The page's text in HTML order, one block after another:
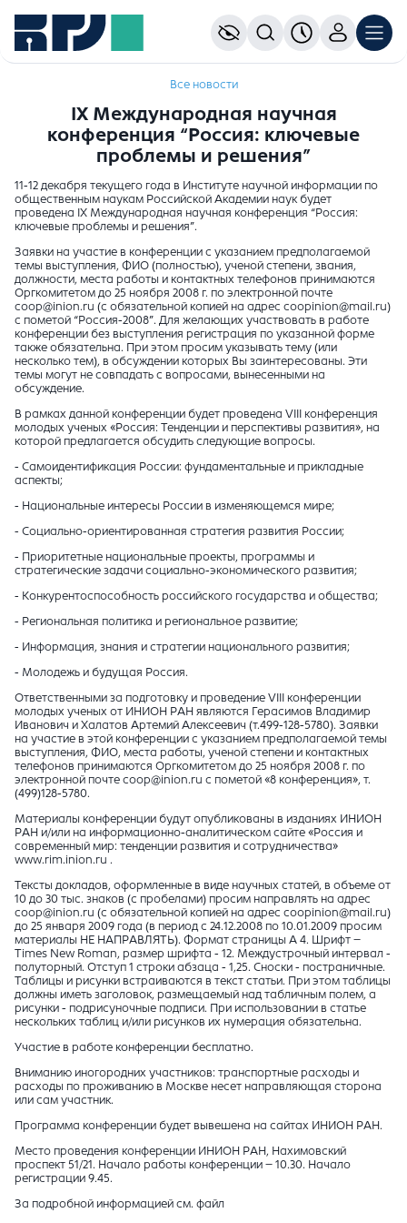
Все новости
IX Международная научная
конференция “Россия: ключевые
проблемы и решения”
11-12 декабря текущего года в Институте научной информации по
общественным наукам Российской Академии наук будет
проведена IX Международная научная конференция “Россия:
ключевые проблемы и решения”.
Заявки на участие в конференции с указанием предполагаемой
темы выступления, ФИО (полностью), ученой степени, звания,
должности, места работы и контактных телефонов принимаются
Оргкомитетом до 25 ноября 2008 г. по электронной почте
coop@inion.ru (с обязательной копией на адрес coopinion@mail.ru)
с пометой “Россия-2008”. Для желающих участвовать в работе
конференции без выступления регистрация по указанной форме
также обязательна. При этом просим указывать тему (или
несколько тем), в обсуждении которых Вы заинтересованы. Эти
темы могут не совпадать с вопросами, вынесенными на
обсуждение.
В рамках данной конференции будет проведена VIII конференция
молодых ученых «Россия: Тенденции и перспективы развития», на
которой предлагается обсудить следующие вопросы.
- Самоидентификация России: фундаментальные и прикладные
аспекты;
- Национальные интересы России в изменяющемся мире;
- Социально-ориентированная стратегия развития России;
- Приоритетные национальные проекты, программы и
стратегические задачи социально-экономического развития;
- Конкурентоспособность российского государства и общества;
- Региональная политика и региональное развитие;
- Информация, знания и стратегии национального развития;
- Молодежь и будущая Россия.
Ответственными за подготовку и проведение VIII конференции
молодых ученых от ИНИОН РАН являются Герасимов Владимир
Иванович и Халатов Артемий Алексеевич (т.499-128-5780). Заявки
на участие в этой конференции с указанием предполагаемой темы
выступления, ФИО, места работы, ученой степени и контактных
телефонов принимаются Оргкомитетом до 25 ноября 2008 г. по
электронной почте coop@inion.ru с пометой «8 конференция», т.
(499)128-5780.
Материалы конференции будут опубликованы в изданиях ИНИОН
РАН и/или на информационно-аналитическом сайте «Россия и
современный мир: тенденции развития и сотрудничества»
www.rim.inion.ru .
Тексты докладов, оформленные в виде научных статей, в объеме от
10 до 30 тыс. знаков (с пробелами) просим направлять на адрес
coop@inion.ru (с обязательной копией на адрес coopinion@mail.ru)
до 25 января 2009 года (в период с 24.12.2008 по 10.01.2009 просим
материалы НЕ НАПРАВЛЯТЬ). Формат страницы А 4. Шрифт –
Times New Roman, размер шрифта - 12. Междустрочный интервал -
полуторный. Отступ 1 строки абзаца - 1,25. Сноски - постраничные.
Таблицы и рисунки встраиваются в текст статьи. При этом таблицы
должны иметь заголовок, размещаемый над табличным полем, а
рисунки - подрисуночные подписи. При использовании в статье
нескольких таблиц и/или рисунков их нумерация обязательна.
Участие в работе конференции бесплатно.
Вниманию иногородних участников: транспортные расходы и
расходы по проживанию в Москве несет направляющая сторона
или сам участник.
Программа конференции будет вывешена на сайтах ИНИОН РАН.
Место проведения конференции ИНИОН РАН, Нахимовский
проспект 51/21. Начало работы конференции – 10.30. Начало
регистрации 9.45.
За подробной информацией см. файл